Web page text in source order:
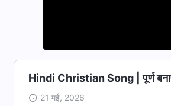
Hindi Christian Song | पूर्ण बनाए
21 मई, 2026